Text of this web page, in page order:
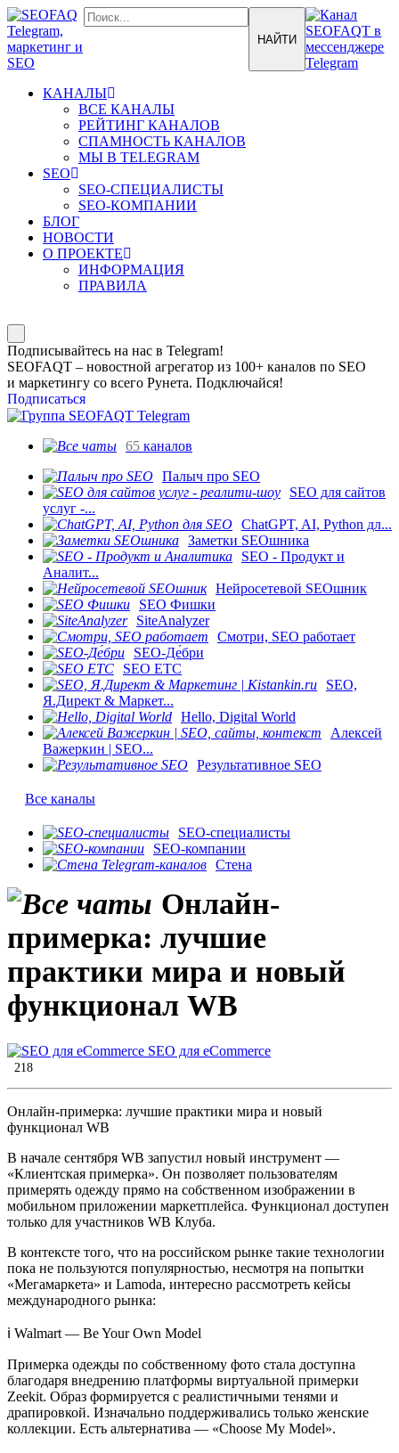
КАНАЛЫ
ВСЕ КАНАЛЫ
РЕЙТИНГ КАНАЛОВ
СПАМНОСТЬ КАНАЛОВ
МЫ В TELEGRAM
SEO
SEO-СПЕЦИАЛИСТЫ
SEO-КОМПАНИИ
БЛОГ
НОВОСТИ
О ПРОЕКТЕ
ИНФОРМАЦИЯ
ПРАВИЛА
Подписывайтесь на нас в Telegram!
SEOFAQT – новостной агрегатор из 100+ каналов по SEO
и маркетингу со всего Рунета. Подключайся!
Подписаться
65 каналов
Палыч про SEO
SEO для сайтов
услуг -...
ChatGPT, AI, Python дл...
Заметки SEOшника
SEO - Продукт и
Аналит...
Нейросетевой SEOшник
SEO Фишки
SiteAnalyzer
Смотри, SEO работает
SEO-Де́бри
SEO ETC
SEO,
Я.Директ & Маркет...
Hello, Digital World
Алексей
Важеркин | SEO...
Результативное SEO
Все каналы
SEO-специалисты
SEO-компании
Стена
Онлайн-
примерка: лучшие
практики мира и новый
функционал WB
SEO для eCommerce
218
Онлайн-примерка: лучшие практики мира и новый
функционал WB
В начале сентября WB запустил новый инструмент —
«Клиентская примерка». Он позволяет пользователям
примерять одежду прямо на собственном изображении в
мобильном приложении маркетплейса. Функционал доступен
только для участников WB Клуба.
В контексте того, что на российском рынке такие технологии
пока не пользуются популярностью, несмотря на попытки
«Мегамаркета» и Lamoda, интересно рассмотреть кейсы
международного рынка:
ℹ️ Walmart — Be Your Own Model
Примерка одежды по собственному фото стала доступна
благодаря внедрению платформы виртуальной примерки
Zeekit. Образ формируется с реалистичными тенями и
драпировкой. Изначально поддерживались только женские
коллекции. Есть альтернатива — «Choose My Model».